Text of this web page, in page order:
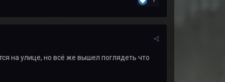
на улице, но всё же вышел поглядеть что